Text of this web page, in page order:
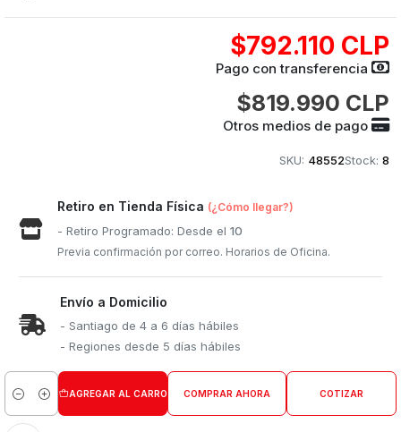
$792.110 CLP
Pago con transferencia
$819.990 CLP
Otros medios de pago
SKU: 48552Stock: 8
Retiro en Tienda Física (¿Cómo llegar?)
- Retiro Programado: Desde el10
Previa confirmación por correo. Horarios de Oficina.
Envío a Domicilio
- Santiago de 4 a 6 días hábiles
- Regiones desde 5 días hábiles
Cantidad
AGREGAR AL CARRO COMPRAR AHORA COTIZAR